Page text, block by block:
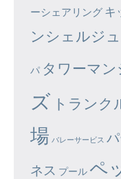
ーシェアリング キ
ンシェルジュ
パ タワーマン
ズ トランク
場 バレーサービス
ネス プール ペ